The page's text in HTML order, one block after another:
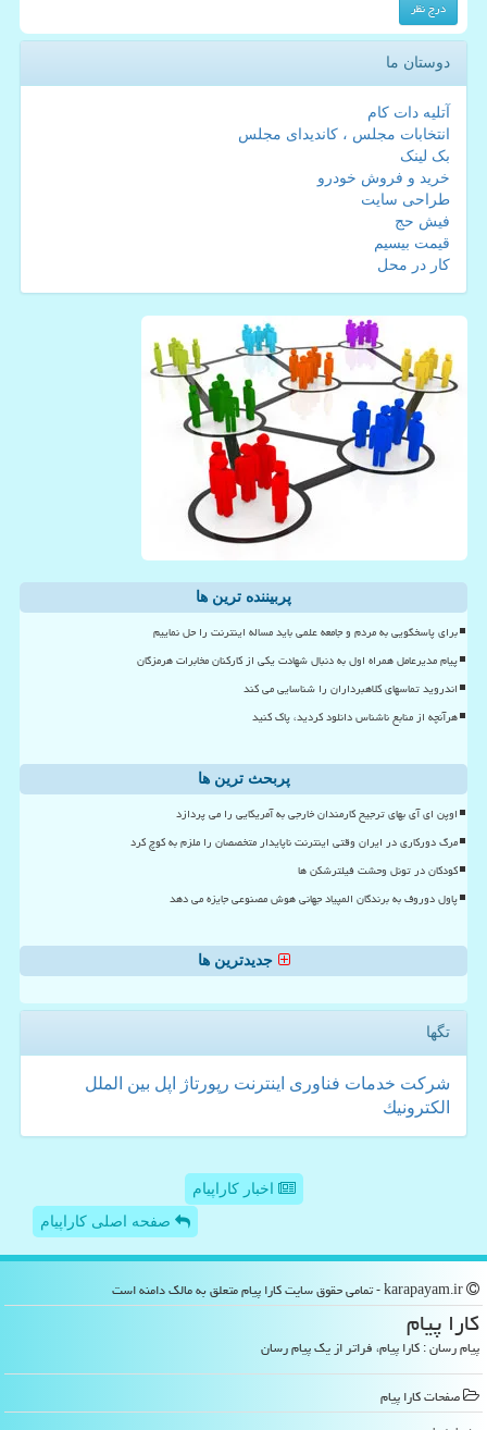
دوستان ما
آتلیه دات کام
انتخابات مجلس ، کاندیدای مجلس
بک لینک
خرید و فروش خودرو
طراحی سایت
فیش حج
قیمت بیسیم
کار در محل
پربیننده ترین ها
برای پاسخگویی به مردم و جامعه علمی باید مساله اینترنت را حل نماییم
پیام مدیرعامل همراه اول به دنبال شهادت یکی از کارکنان مخابرات هرمزگان
اندروید تماسهای کلاهبرداران را شناسایی می کند
هرآنچه از منابع ناشناس دانلود کردید، پاک کنید
پربحث ترین ها
اوپن ای آی بهای ترجیح کارمندان خارجی به آمریکایی را می پردازد
مرگ دورکاری در ایران وقتی اینترنت ناپایدار متخصصان را ملزم به کوچ کرد
کودکان در تونل وحشت فیلترشکن ها
پاول دوروف به برندگان المپیاد جهانی هوش مصنوعی جایزه می دهد
جدیدترین ها
تگها
شركت خدمات فناوری اینترنت رپورتاژ اپل بین الملل
الكترونیك
اخبار کاراپیام
صفحه اصلی کاراپیام
كارا پیام
پیام رسان : کارا پیام، فراتر از یک پیام رسان
صفحات كارا پیام